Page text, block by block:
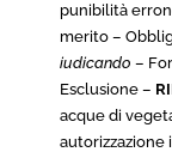
punibilità
merito –
iudicando –
Esclusione –
acque di
autorizzazione